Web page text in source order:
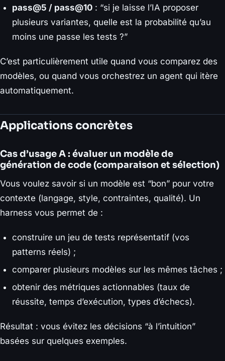
pass@5 / pass@10 : “si je laisse l’IA proposer
plusieurs variantes, quelle est la probabilité qu’au
moins une passe les tests ?”
C’est particulièrement utile quand vous comparez des
modèles, ou quand vous orchestrez un agent qui itère
automatiquement.
Applications concrètes
Cas d’usage A : évaluer un modèle de
génération de code (comparaison et sélection)
Vous voulez savoir si un modèle est “bon” pour votre
contexte (langage, style, contraintes, qualité). Un
harness vous permet de :
construire un jeu de tests représentatif (vos
patterns réels) ;
comparer plusieurs modèles sur les mêmes tâches ;
obtenir des métriques actionnables (taux de
réussite, temps d’exécution, types d’échecs).
Résultat : vous évitez les décisions “à l’intuition”
basées sur quelques exemples.